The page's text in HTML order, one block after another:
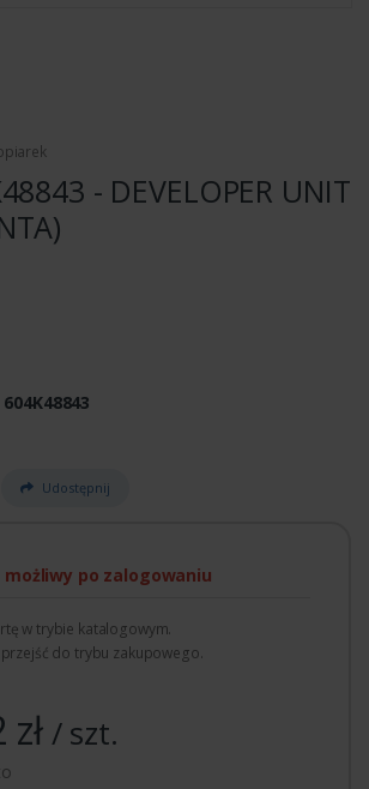
- DEVELOPER UNIT
604K48843
Udostępnij
możliwy po zalogowaniu
w trybie katalogowym.
do trybu zakupowego.
/ szt.